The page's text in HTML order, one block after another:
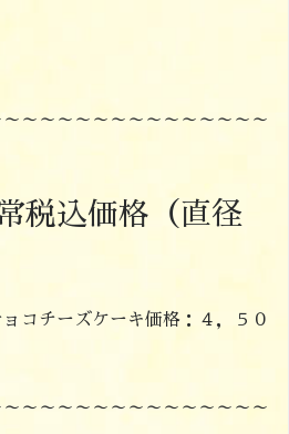
～～～～～～～～～～～～～～
税込価格（直径
コチーズケーキ価格：４，５０
～～～～～～～～～～～～～～